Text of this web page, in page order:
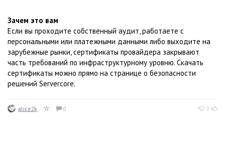
Зачем это вам
Если вы проходите собственный аудит, работаете с
персональными или платежными данными либо выходите на
зарубежные рынки, сертификаты провайдера закрывают
часть требований по инфраструктурному уровню. Скачать
сертификаты можно прямо на странице о безопасности
решений Servercore.
alice2k 0 ?